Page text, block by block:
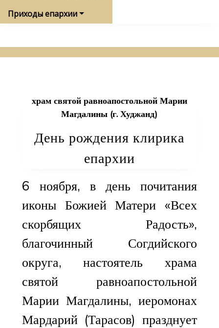
Приходы епархии
храм святой равноапостольной Марии
Магдалины (г. Худжанд)
День рождения клирика
епархии
6 ноября, в день почитания
иконы Божией Матери «Всех
скорбящих Радость»,
благочинный Согдийского
округа, настоятель храма
святой равноапостольной
Марии Магдалины, иеромонах
Мардарий (Тарасов) празднует